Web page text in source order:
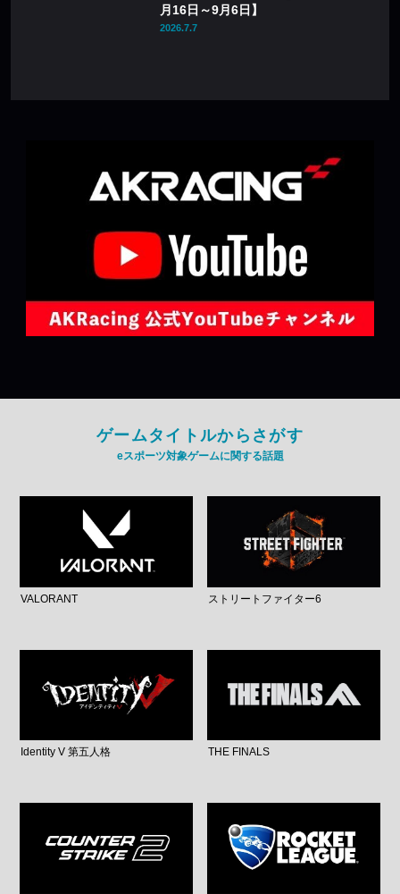
月16日～9月6日】
2026.7.7
ゲームタイトルからさがす
eスポーツ対象ゲームに関する話題
VALORANT ストリートファイター6
Identity V 第五人格 THE FINALS